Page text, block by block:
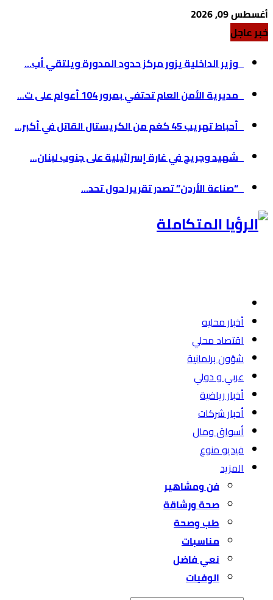
أغسطس 09, 2026
خبر عاجل
وزير الداخلية يزور مركز حدود المدورة ويلتقي أب...
مديرية الأمن العام تحتفي بمرور 104 أعوام على ت...
أحباط تهريب 45 كغم من الكريستال القاتل في أكبر...
شهيد وجريح في غارة إسرائيلية على جنوب لبنان...
“صناعة الأردن” تصدر تقريرا حول تحد...
أخبار محليه
اقتصاد محلي
شؤون برلمانية
عربي و دولي
أخبار رياضية
أخبار شركات
أسواق ومال
فيديو منوع
المزيد
فن ومشاهير
صحة ورشاقة
طب وصحة
مناسبات
نعي فاضل
الوفيات